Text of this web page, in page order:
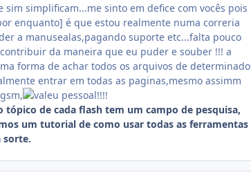
simplificam...me sinto em defice com vocês pois
enquanto] é que estou realmente numa correria
a manusealas,pagando suporte etc...falta pouco
da maneira que eu puder e souber !!! a
forma de achar todos os arquivos de determinado
entrar em todas as paginas,mesmo assimm
pessoal!!!!
de cada flash tem um campo de pesquisa,
um tutorial de como usar todas as ferramentas
sorte.